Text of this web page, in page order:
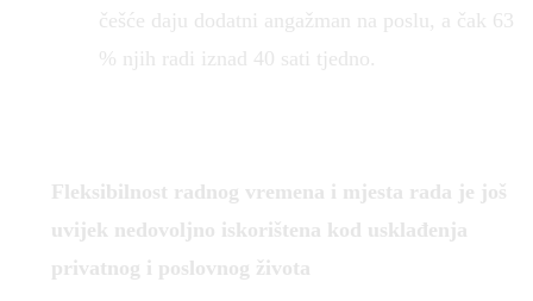
češće daju dodatni angažman na poslu, a čak 63
% njih radi iznad 40 sati tjedno.
Fleksibilnost radnog vremena i mjesta rada je još
uvijek nedovoljno iskorištena kod usklađenja
privatnog i poslovnog života